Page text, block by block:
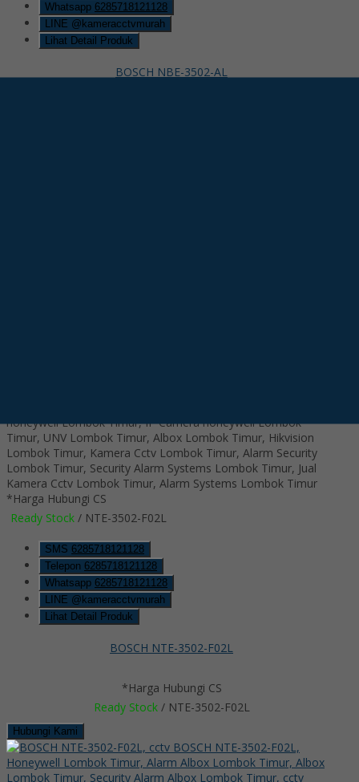
Whatsapp 6285718121128
LINE @kameracctvmurah
Lihat Detail Produk
BOSCH NBE-3502-AL
*Harga Hubungi CS
Ready Stock / NTE-3502-F02L
SMS 6285718121128
Telepon 6285718121128
Whatsapp 6285718121128
LINE @kameracctvmurah
Lihat Detail Produk
BOSCH NTE-3502-F02L
*Harga Hubungi CS
Ready Stock/ NTE-3502-F02L
Hubungi Kami